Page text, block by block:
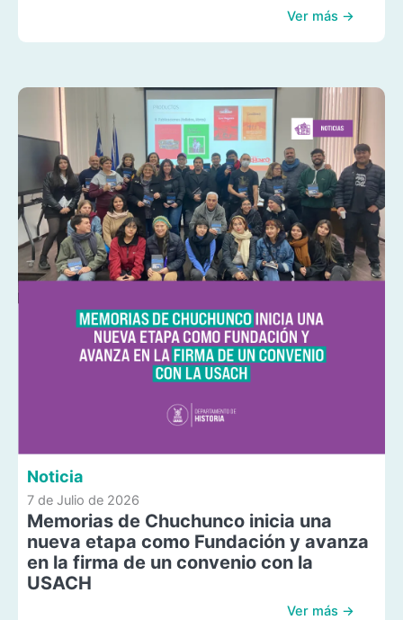
Ver más →
Noticia
7 de Julio de 2026
Memorias de Chuchunco inicia una
nueva etapa como Fundación y avanza
en la firma de un convenio con la
USACH
Ver más →